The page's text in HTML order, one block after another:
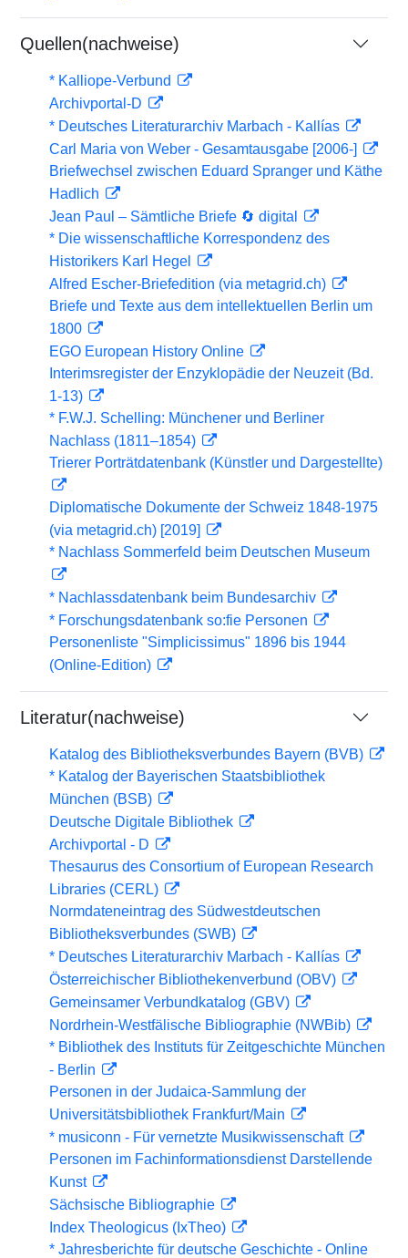
Quellen(nachweise)
* Kalliope-Verbund
Archivportal-D
* Deutsches Literaturarchiv Marbach - Kallías
Carl Maria von Weber - Gesamtausgabe [2006-]
Briefwechsel zwischen Eduard Spranger und Käthe
Hadlich
Jean Paul – Sämtliche Briefe 🔄 digital
* Die wissenschaftliche Korrespondenz des
Historikers Karl Hegel
Alfred Escher-Briefedition (via metagrid.ch)
Briefe und Texte aus dem intellektuellen Berlin um
1800
EGO European History Online
Interimsregister der Enzyklopädie der Neuzeit (Bd.
1-13)
* F.W.J. Schelling: Münchener und Berliner
Nachlass (1811–1854)
Trierer Porträtdatenbank (Künstler und Dargestellte)
Diplomatische Dokumente der Schweiz 1848-1975
(via metagrid.ch) [2019]
* Nachlass Sommerfeld beim Deutschen Museum
* Nachlassdatenbank beim Bundesarchiv
* Forschungsdatenbank so:fie Personen
Personenliste "Simplicissimus" 1896 bis 1944
(Online-Edition)
Literatur(nachweise)
Katalog des Bibliotheksverbundes Bayern (BVB)
* Katalog der Bayerischen Staatsbibliothek
München (BSB)
Deutsche Digitale Bibliothek
Archivportal - D
Thesaurus des Consortium of European Research
Libraries (CERL)
Normdateneintrag des Südwestdeutschen
Bibliotheksverbundes (SWB)
* Deutsches Literaturarchiv Marbach - Kallías
Österreichischer Bibliothekenverbund (OBV)
Gemeinsamer Verbundkatalog (GBV)
Nordrhein-Westfälische Bibliographie (NWBib)
* Bibliothek des Instituts für Zeitgeschichte München
- Berlin
Personen in der Judaica-Sammlung der
Universitätsbibliothek Frankfurt/Main
* musiconn - Für vernetzte Musikwissenschaft
Personen im Fachinformationsdienst Darstellende
Kunst
Sächsische Bibliographie
Index Theologicus (IxTheo)
* Jahresberichte für deutsche Geschichte - Online